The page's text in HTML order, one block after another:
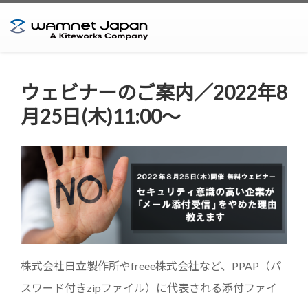
ウェビナーのご案内／2022年8
月25日(木)11:00～
株式会社日立製作所やfreee株式会社など、PPAP（パ
スワード付きzipファイル）に代表される添付ファイ